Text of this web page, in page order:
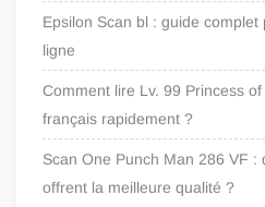
Epsilon Scan bl : guide
ligne
Comment lire Lv. 99 Princess
français rapidement ?
Scan One Punch Man 286 VF :
offrent la meilleure qualité ?